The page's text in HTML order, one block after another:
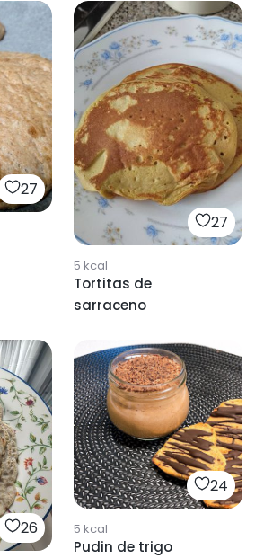
27
27
5 kcal
Tortitas de
sarraceno
26
24
5 kcal
Pudin de trigo